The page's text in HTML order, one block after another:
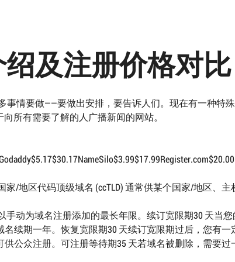
绍及注册价格对比
事情要做——要做出安排，要告诉人们。现在有一种特
所有需要了解的人广播新闻的网站。
/地区代码顶级域名 (ccTLD) 通常供某个国家/地区、主
动为域名注册添加的最长年限。续订宽限期30 天当
续期一年。恢复宽限期30 天续订宽限期过后，您有一
公众注册。可注册等待期35 天若域名被删除，需要过